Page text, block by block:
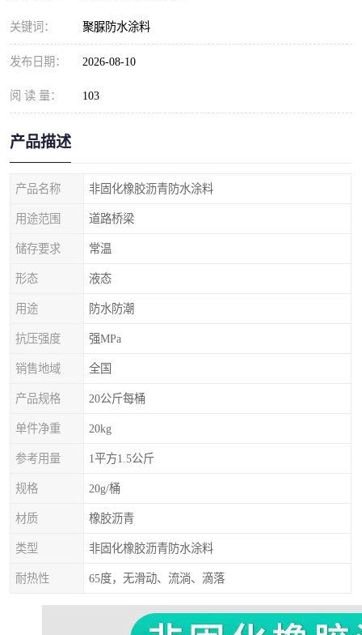
关键词： 聚脲防水涂料
发布日期： 2026-08-10
阅 读 量： 103
产品描述
产品名称 非固化橡胶沥青防水涂料
用途范围 道路桥梁
储存要求 常温
形态 液态
用途 防水防潮
抗压强度 强MPa
销售地域 全国
产品规格 20公斤每桶
单件净重 20kg
参考用量 1平方1.5公斤
规格 20g/桶
材质 橡胶沥青
类型 非固化橡胶沥青防水涂料
耐热性 65度，无滑动、流淌、滴落